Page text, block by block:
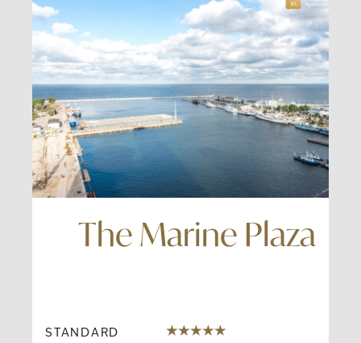
The Marine Plaza
STANDARD